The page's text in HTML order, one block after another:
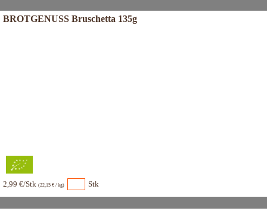
BROTGENUSS Bruschetta 135g
2,99 €/Stk (22,15 € / kg) Stk